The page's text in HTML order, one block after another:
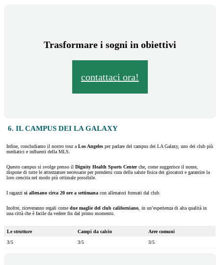
Trasformare i sogni in obiettivi
contattaci ora!
6. IL CAMPUS DEI LA GALAXY
Infine, concludiamo il nostro tour aLos Angeles per parlare del campus dei LA Galaxy, uno dei club più
mediatici e influenti della MLS.
Questo campus si svolge presso il Dignity Health Sports Centerche, come suggerisce il nome,
dispone di tutte le attrezzature necessarie per prendersi cura della salute fisica dei giocatori e garantire la
loro crescita nel modo più ottimale possibile.
I ragazzi si allenano circa 20 ore a settimana con allenatori formati dal club.
Inoltre, riceveranno regali come due maglie del club californiano, in un’esperienza di alta qualità in
una città che è facile da vedere fin dal primo momento.
Le strutture Campi da calcio
Aree comuni
3/5
3/5 3/5